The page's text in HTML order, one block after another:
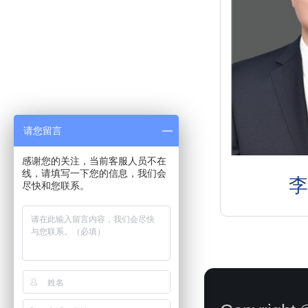
请您留言
感谢您的关注，当前客服人员不在
线，请填写一下您的信息，我们会
尽快和您联系。